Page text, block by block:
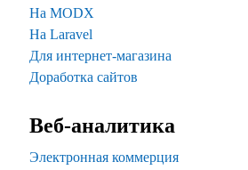
На MODX
На Laravel
Для интернет-магазина
Доработка сайтов
Веб-аналитика
Электронная коммерция